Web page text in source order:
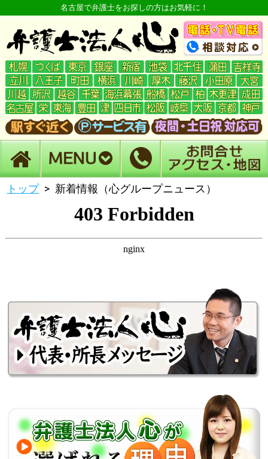
名古屋で弁護士をお探しの方はお気軽に！
トップ 新着情報（心グループニュース）